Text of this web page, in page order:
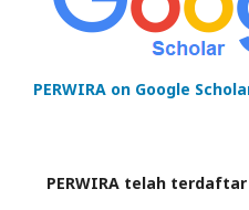
PERWIRA on Google
PERWIRA telah